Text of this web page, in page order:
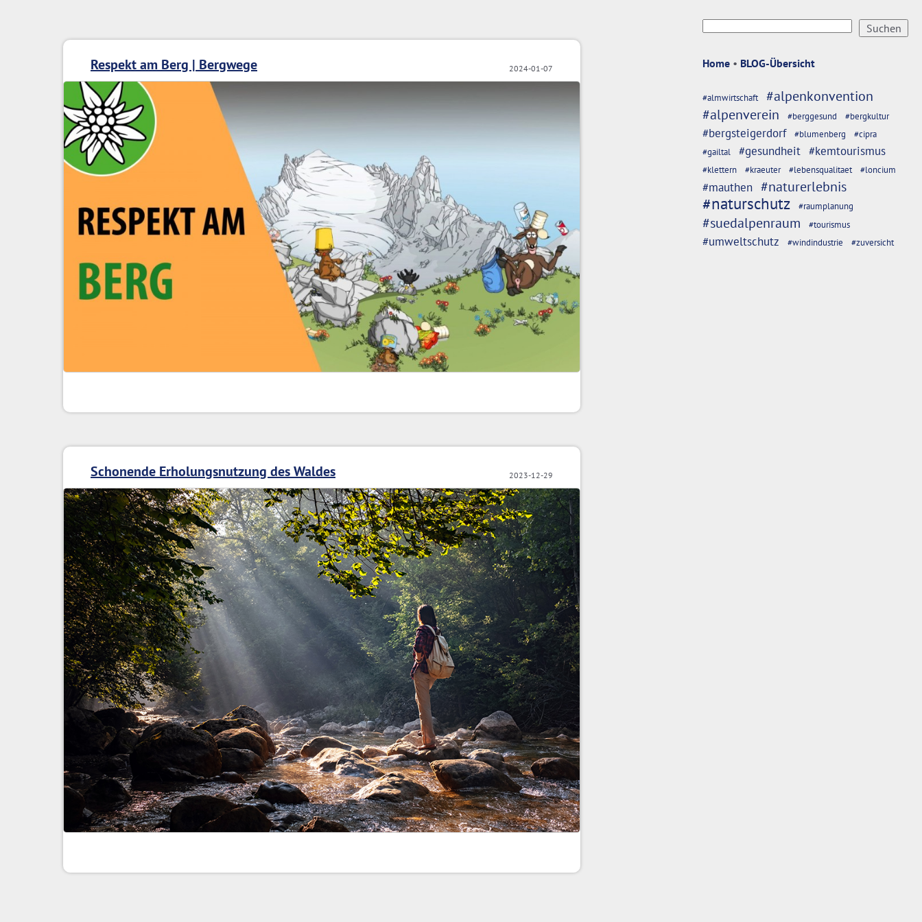
Home • BLOG-Übersicht
#almwirtschaft
#alpenkonvention
#alpenverein
#berggesund #bergkultur
#bergsteigerdorf #blumenberg
#cipra
#gailtal
#gesundheit #kemtourismus
#klettern #kraeuter #lebensqualitaet #loncium
#mauthen #naturerlebnis
#naturschutz #raumplanung
#suedalpenraum #tourismus
#umweltschutz #windindustrie #zuversicht
2024-01-07
Respekt am Berg | Bergwege
2023-12-29
Schonende Erholungsnutzung des Waldes